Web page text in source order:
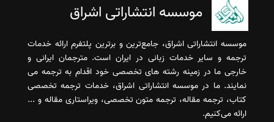
موسسه انتشاراتی اشراق
موسسه انتشاراتی اشراق، جامع‌ترین و برترین پلتفرم ارائه خدمات
ترجمه و سایر خدمات زبانی در ایران است. مترجمان ایرانی و
خارجی ما در زمینه رشته های تخصصی خود اقدام به ترجمه می
نمایند. ما در موسسه انتشاراتی اشراق، خدمات ترجمه تخصصی
کتاب، ترجمه مقاله، ترجمه متون تخصصی، ویراستاری مقاله و ...
ارائه می‌کنیم.